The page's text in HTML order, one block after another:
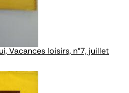
Vacances loisirs, n°7, juillet